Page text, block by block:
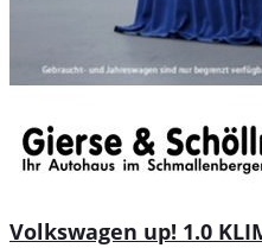
Volkswagen up! 1.0